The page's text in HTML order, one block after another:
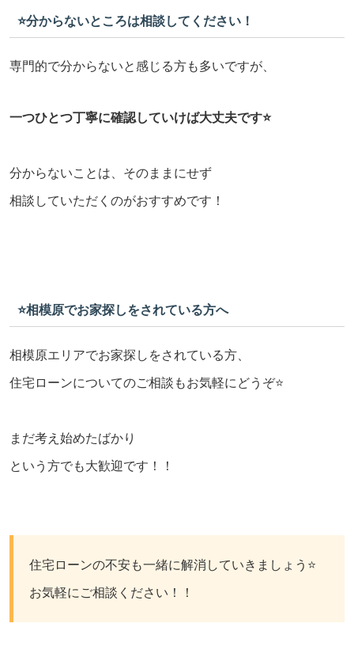
⭐️分からないところは相談してください！
専門的で分からないと感じる方も多いですが、
一つひとつ丁寧に確認していけば大丈夫です⭐️
分からないことは、そのままにせず
相談していただくのがおすすめです！
⭐️相模原でお家探しをされている方へ
相模原エリアでお家探しをされている方、
住宅ローンについてのご相談もお気軽にどうぞ⭐️
まだ考え始めたばかり
という方でも大歓迎です！！
住宅ローンの不安も一緒に解消していきましょう⭐️
お気軽にご相談ください！！